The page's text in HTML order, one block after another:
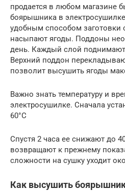
продается в любом магазине
боярышника в
удобным способом
насыпают ягоды. Поддоны
день. Каждый слой
Верхний поддон
позволит высушить ягоды
Важно знать температуру и
электросушилке. Сначала
60°C
Спустя 2 часа ее снижают до
возвращают к прежнему
сложности на сушку уходит
Как высушить